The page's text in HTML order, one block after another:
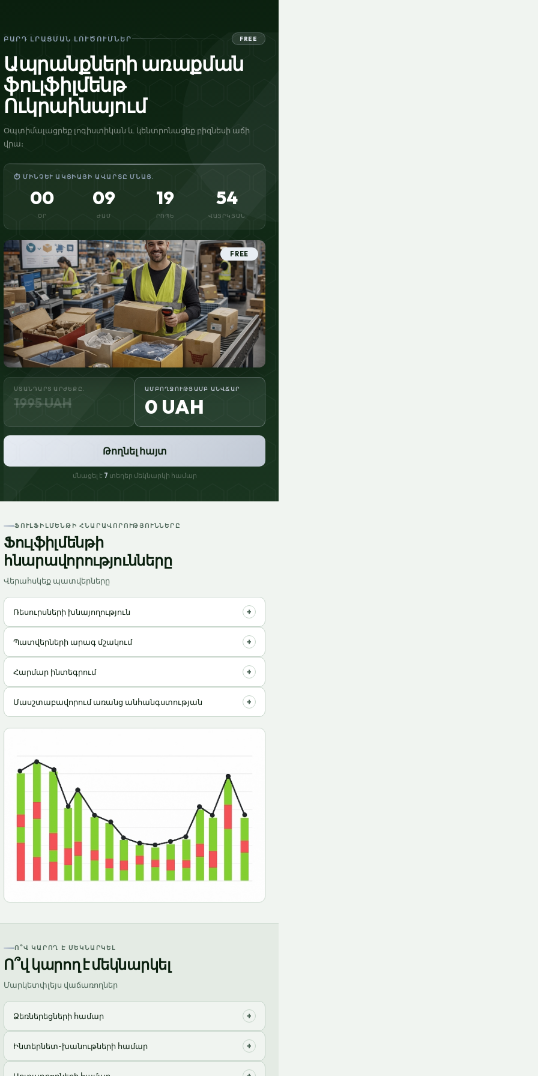
ԲԱՐԴ ԼՐԱՑՄԱՆ ԼՈՒԾՈՒՄՆԵՐ FREE
Ապրանքների առաքման
ֆուլֆիլմենթ
Ուկրաինայում
Օպտիմալացրեք լոգիստիկան և կենտրոնացեք բիզնեսի աճի
վրա։
⏱ ՄԻՆՉԵՒ ԱԿՑԻԱՅԻ ԱՎԱՐՏԸ ՄՆԱՑ.
00
ՕՐ
09
ԺԱՄ
19
ՐՈՊԵ
53
ՎԱՅՐԿՅԱՆ
FREE
ՍՏԱՆԴԱՐՏ ԱՐԺԵՔԸ.
1995 UAH
ԱՄԲՈՂՋՈՒԹՅԱՄԲ ԱՆՎՃԱՐ
0 UAH
Թողնել հայտ
մնացել է 7 տեղեր մեկնարկի համար
ՖՈՒԼՖԻԼՄԵՆԹԻ ՀՆԱՐԱՎՈՐՈՒԹՅՈՒՆՆԵՐԸ
Ֆուլֆիլմենթի
հնարավորությունները
Վերահսկեք պատվերները
Ռեսուրսների խնայողություն +
ծախսերը
Պատվերների արագ մշակում +
Հարմար ինտեգրում
+
Մասշտաբավորում առանց անհանգստության
+
Ո՞Վ ԿԱՐՈՂ Է ՄԵԿՆԱՐԿԵԼ
Ո՞վ կարող է մեկնարկել
Մարկետփլեյս վաճառողներ
Ձեռներեցների համար +
պահեստ, կենտրոնացեք բիզնեսի զարգացման վրա
Ինտերնետ-խանութների համար +
Արագ մշակեք պատվերները՝ ընդունումից մինչև առաքում,